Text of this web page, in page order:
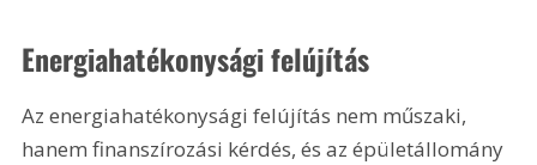
Energiahatékonysági felújítás
Az energiahatékonysági felújítás nem műszaki,
hanem finanszírozási kérdés, és az épületállomány